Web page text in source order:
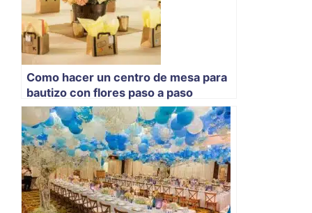
Como hacer un centro de mesa para
bautizo con flores paso a paso